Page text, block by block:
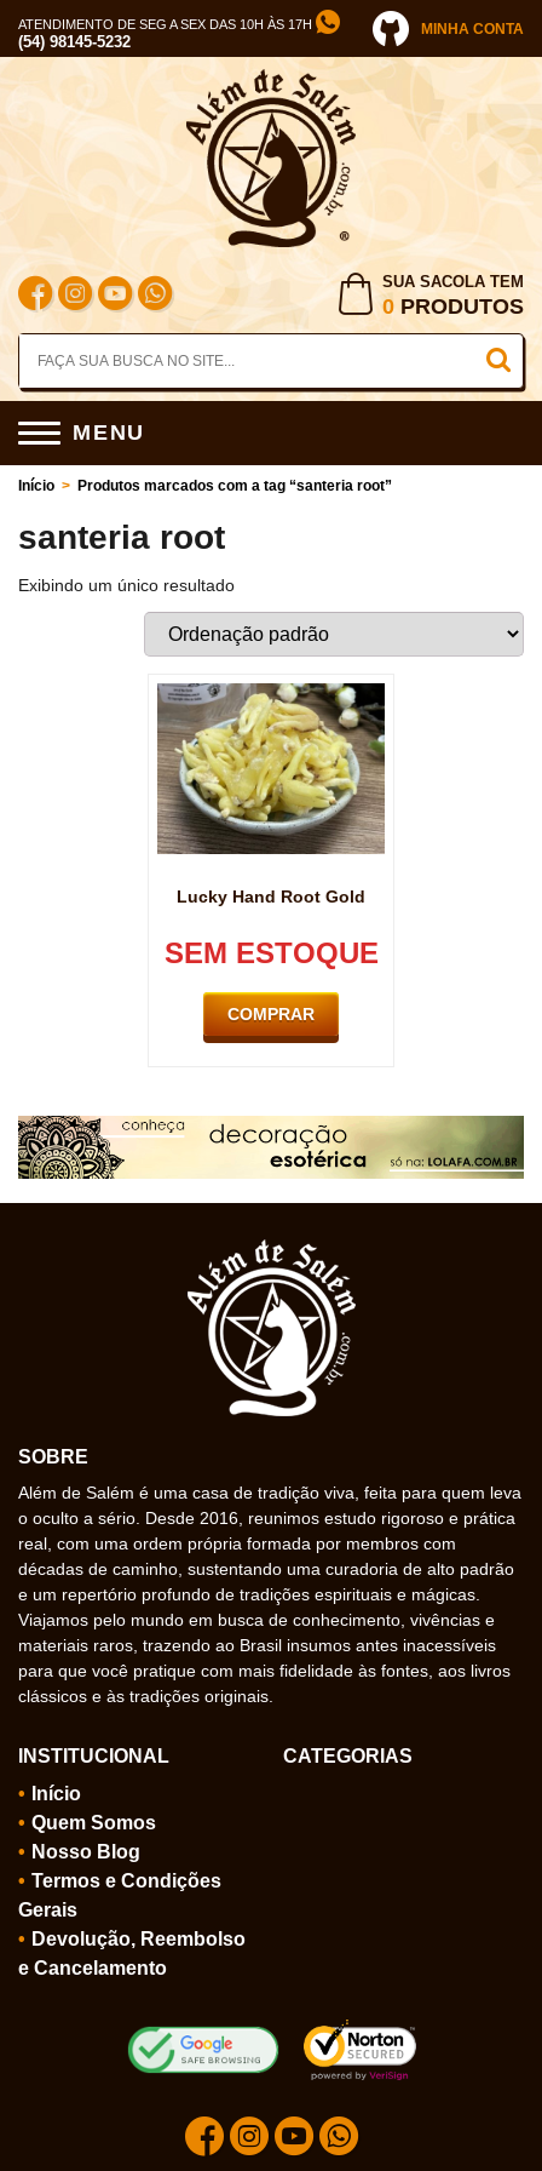
ATENDIMENTO DE SEG A SEX DAS 10H ÀS 17H
(54) 98145-5232
MINHA CONTA
SUA SACOLA TEM
0 PRODUTOS
MENU
Início > Produtos marcados com a tag “santeria root”
santeria root
Exibindo um único resultado
Lucky Hand Root Gold
SEM ESTOQUE
COMPRAR
SOBRE
Além de Salém é uma casa de tradição viva, feita para quem leva
o oculto a sério. Desde 2016, reunimos estudo rigoroso e prática
real, com uma ordem própria formada por membros com
décadas de caminho, sustentando uma curadoria de alto padrão
e um repertório profundo de tradições espirituais e mágicas.
Viajamos pelo mundo em busca de conhecimento, vivências e
materiais raros, trazendo ao Brasil insumos antes inacessíveis
para que você pratique com mais fidelidade às fontes, aos livros
clássicos e às tradições originais.
INSTITUCIONAL
Início
Quem Somos
Nosso Blog
Termos e Condições
Gerais
Devolução, Reembolso
e Cancelamento
CATEGORIAS